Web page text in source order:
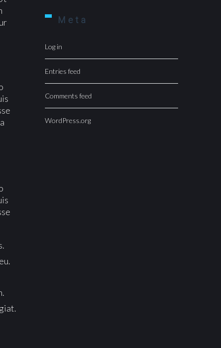
Meta
Log in
Entries feed
Comments feed
WordPress.org